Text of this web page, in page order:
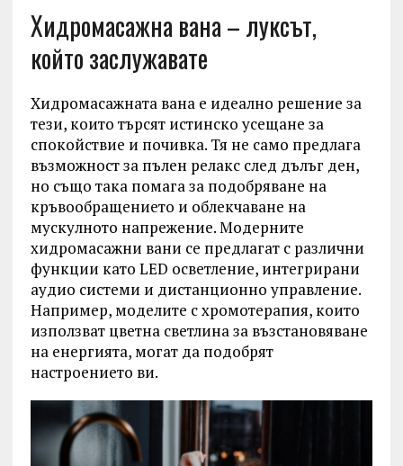
Хидромасажна вана – луксът,
който заслужавате
Хидромасажната вана е идеално решение за
тези, които търсят истинско усещане за
спокойствие и почивка. Тя не само предлага
възможност за пълен релакс след дълъг ден,
но също така помага за подобряване на
кръвообращението и облекчаване на
мускулното напрежение. Модерните
хидромасажни вани се предлагат с различни
функции като LED осветление, интегрирани
аудио системи и дистанционно управление.
Например, моделите с хромотерапия, които
използват цветна светлина за възстановяване
на енергията, могат да подобрят
настроението ви.